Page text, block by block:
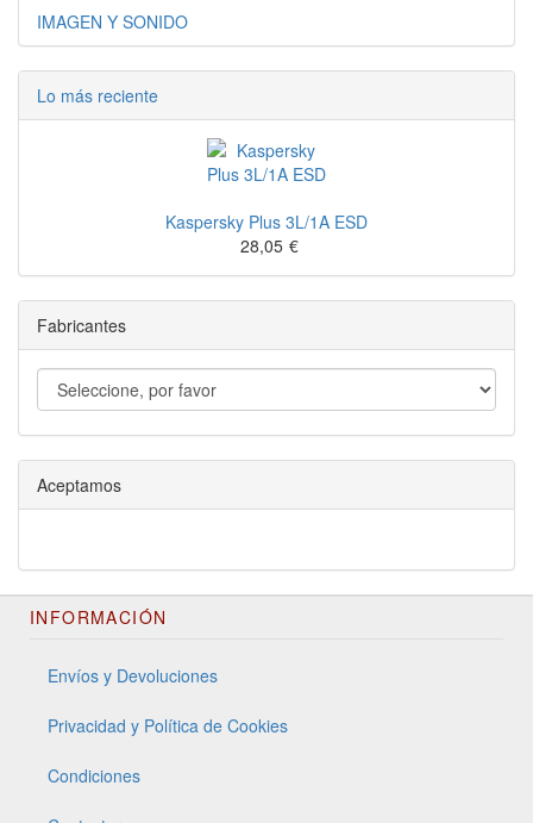
IMAGEN Y SONIDO
Lo más reciente
Kaspersky Plus 3L/1A ESD
28,05 €
Fabricantes
Aceptamos
INFORMACIÓN
Envíos y Devoluciones
Privacidad y Política de Cookies
Condiciones